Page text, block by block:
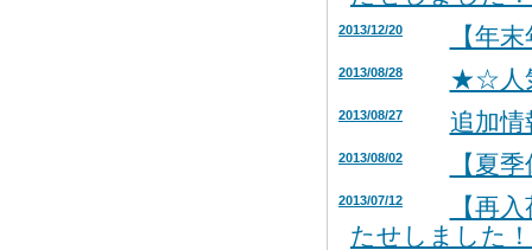
2013/12/20 【年
2013/08/28 ★☆人
2013/08/27 追加
2013/08/02 【夏
2013/07/12
【再
たせしました